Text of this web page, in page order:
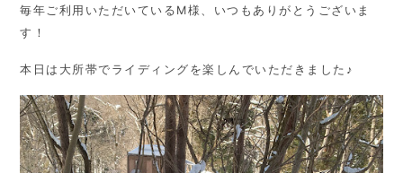
毎年ご利用いただいているM様、いつもありがとうございま
す！
本日は大所帯でライディングを楽しんでいただきました♪